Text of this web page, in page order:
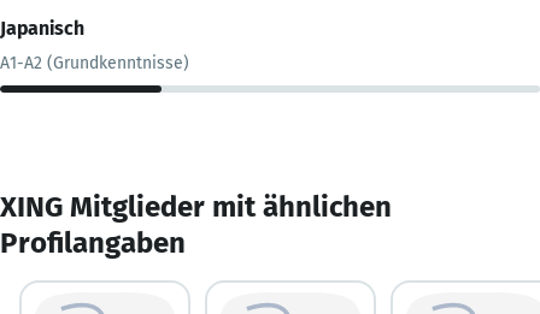
Japanisch
A1-A2 (Grundkenntnisse)
XING Mitglieder mit ähnlichen
Profilangaben